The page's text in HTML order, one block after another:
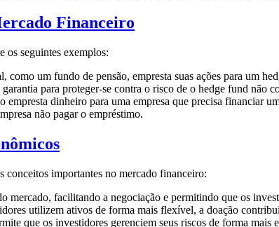
Financeiro
os seguintes exemplos:
como um fundo de pensão, empresta suas ações para um
para proteger-se contra o risco de o hedge fund não
empresta dinheiro para uma empresa que precisa financiar
não pagar o empréstimo.
conceitos importantes no mercado financeiro:
mercado, facilitando a negociação e permitindo que os
utilizem ativos de forma mais flexível, a doação
que os investidores gerenciem seus riscos de forma